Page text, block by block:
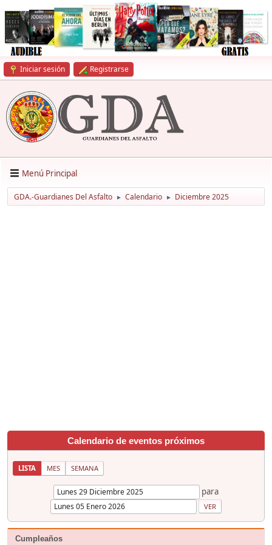
Iniciar sesión Registrarse
Menú Principal
GDA.-Guardianes Del Asfalto ► Calendario ► Diciembre 2025
Calendario de eventos próximos
LISTA MES SEMANA
para
Cumpleaños